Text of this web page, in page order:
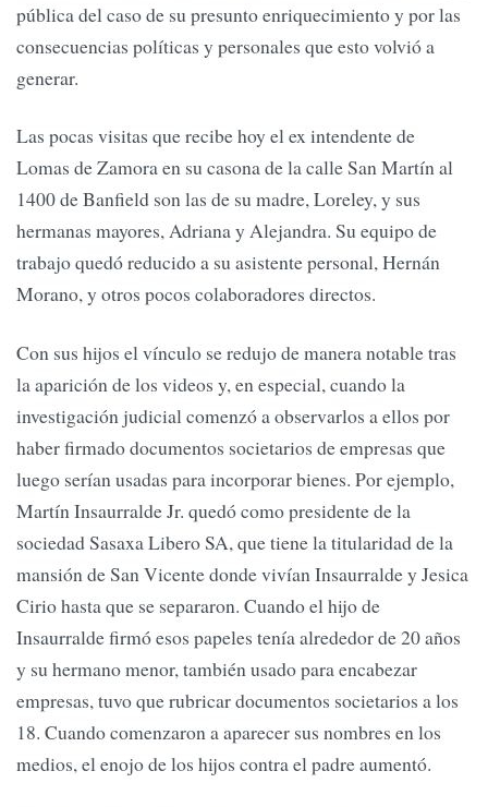
pública del caso de su presunto enriquecimiento y por las
consecuencias políticas y personales que esto volvió a
generar.
Las pocas visitas que recibe hoy el ex intendente de
Lomas de Zamora en su casona de la calle San Martín al
1400 de Banfield son las de su madre, Loreley, y sus
hermanas mayores, Adriana y Alejandra. Su equipo de
trabajo quedó reducido a su asistente personal, Hernán
Morano, y otros pocos colaboradores directos.
Con sus hijos el vínculo se redujo de manera notable tras
la aparición de los videos y, en especial, cuando la
investigación judicial comenzó a observarlos a ellos por
haber firmado documentos societarios de empresas que
luego serían usadas para incorporar bienes. Por ejemplo,
Martín Insaurralde Jr. quedó como presidente de la
sociedad Sasaxa Libero SA, que tiene la titularidad de la
mansión de San Vicente donde vivían Insaurralde y Jesica
Cirio hasta que se separaron. Cuando el hijo de
Insaurralde firmó esos papeles tenía alrededor de 20 años
y su hermano menor, también usado para encabezar
empresas, tuvo que rubricar documentos societarios a los
18. Cuando comenzaron a aparecer sus nombres en los
medios, el enojo de los hijos contra el padre aumentó.